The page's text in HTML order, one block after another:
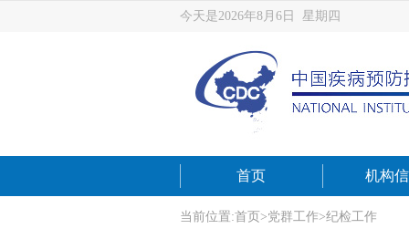
今天是2026年8月6日 星期四
首页 机构
当前位置:首页 >党群工作>纪检工作